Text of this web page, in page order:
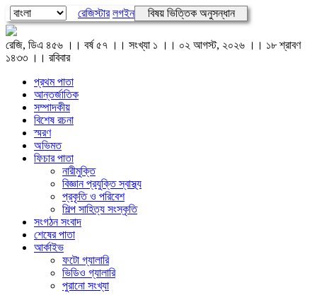
রেজিস্টার লগইন বিষয় ভিত্তিক অনুসন্ধান
রেজি, ডিএ ৪৫৬ ।। বর্ষ ৫৭ ।। সংখ্যা ১ ।। ০২ আগস্ট, ২০২৬ ।। ১৮ শ্রাবণ
১৪৩৩ ।। রবিবার
প্রথম পাতা
আন্তর্জাতিক
সম্পাদকীয়
বিশেষ রচনা
স্মরণ
অভিমত
ফিচার পাতা
নারীমুক্তি
বিজ্ঞান প্রযুক্তি স্বাস্থ্য
প্রকৃতি ও পরিবেশ
শিল্প সাহিত্য সংস্কৃতি
সংগঠন সংবাদ
শেষের পাতা
আর্কাইভ
ফটো গ্যালারি
ভিডিও গ্যালারি
পুরানো সংখ্যা